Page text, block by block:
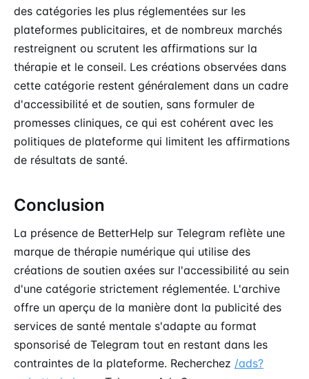
des catégories les plus réglementées sur les
plateformes publicitaires, et de nombreux marchés
restreignent ou scrutent les affirmations sur la
thérapie et le conseil. Les créations observées dans
cette catégorie restent généralement dans un cadre
d'accessibilité et de soutien, sans formuler de
promesses cliniques, ce qui est cohérent avec les
politiques de plateforme qui limitent les affirmations
de résultats de santé.
Conclusion
La présence de BetterHelp sur Telegram reflète une
marque de thérapie numérique qui utilise des
créations de soutien axées sur l'accessibilité au sein
d'une catégorie strictement réglementée. L'archive
offre un aperçu de la manière dont la publicité des
services de santé mentale s'adapte au format
sponsorisé de Telegram tout en restant dans les
contraintes de la plateforme. Recherchez /ads?